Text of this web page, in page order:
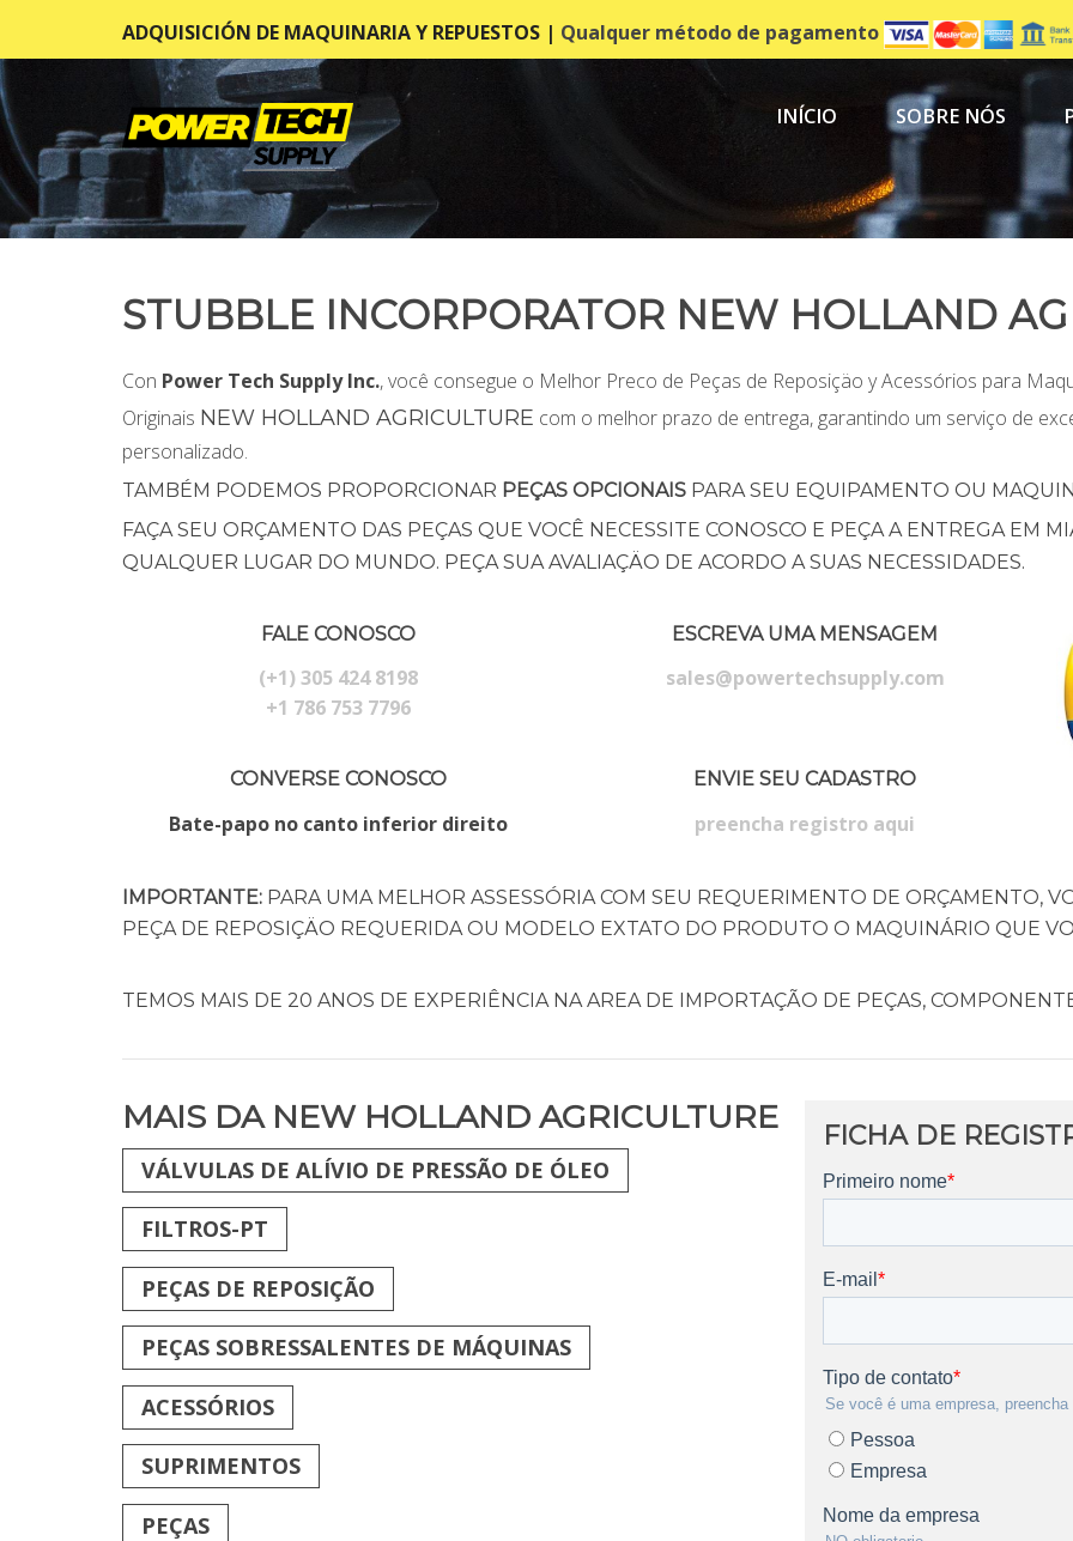
ADQUISICIÓN DE MAQUINARIA Y REPUESTOS | Qualquer método de pagamento
INÍCIO SOBRE NÓS
STUBBLE INCORPORATOR NEW HOLLAND
Con Power Tech Supply Inc., você consegue o Melhor Preco de Peças de Reposiçäo y Acessórios para
Originais NEW HOLLAND AGRICULTURE com o melhor prazo de entrega, garantindo um serviço de
personalizado.
TAMBÉM PODEMOS PROPORCIONAR PEÇAS OPCIONAIS PARA SEU EQUIPAMENTO OU
FAÇA SEU ORÇAMENTO DAS PEÇAS QUE VOCÊ NECESSITE CONOSCO E PEÇA A ENTREGA EM
QUALQUER LUGAR DO MUNDO. PEÇA SUA AVALIAÇÄO DE ACORDO A SUAS NECESSIDADES.
FALE CONOSCO
(+1) 305 424 8198
+1 786 753 7796
CONVERSE CONOSCO
Bate-papo no canto inferior direito
ESCREVA UMA MENSAGEM
sales@powertechsupply.com
ENVIE SEU CADASTRO
preencha registro aqui
IMPORTANTE: PARA UMA MELHOR ASSESSÓRIA COM SEU REQUERIMENTO DE ORÇAMENTO,
PEÇA DE REPOSIÇÄO REQUERIDA OU MODELO EXTATO DO PRODUTO O MAQUINÁRIO QUE
TEMOS MAIS DE 20 ANOS DE EXPERIÊNCIA NA AREA DE IMPORTAÇÃO DE PEÇAS,
MAIS DA NEW HOLLAND AGRICULTURE
VÁLVULAS DE ALÍVIO DE PRESSÃO DE ÓLEO
FILTROS-PT
PEÇAS DE REPOSIÇÃO
PEÇAS SOBRESSALENTES DE MÁQUINAS
ACESSÓRIOS
SUPRIMENTOS
PEÇAS
FICHA DE